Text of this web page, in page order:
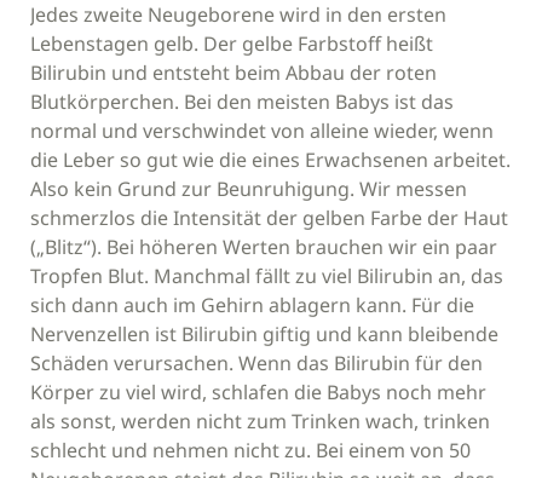
Jedes zweite Neugeborene wird in den ersten
Lebenstagen gelb. Der gelbe Farbstoff heißt
Bilirubin und entsteht beim Abbau der roten
Blutkörperchen. Bei den meisten Babys ist das
normal und verschwindet von alleine wieder, wenn
die Leber so gut wie die eines Erwachsenen arbeitet.
Also kein Grund zur Beunruhigung. Wir messen
schmerzlos die Intensität der gelben Farbe der Haut
(„Blitz“). Bei höheren Werten brauchen wir ein paar
Tropfen Blut. Manchmal fällt zu viel Bilirubin an, das
sich dann auch im Gehirn ablagern kann. Für die
Nervenzellen ist Bilirubin giftig und kann bleibende
Schäden verursachen. Wenn das Bilirubin für den
Körper zu viel wird, schlafen die Babys noch mehr
als sonst, werden nicht zum Trinken wach, trinken
schlecht und nehmen nicht zu. Bei einem von 50